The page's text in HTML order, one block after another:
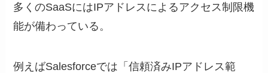
多くのSaaSにはIPアドレスによるアクセス制限機
能が備わっている。
例えばSalesforceでは「信頼済みIPアドレス範